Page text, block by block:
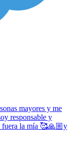
mayores y me
responsable y
fuera la mía 🥰🙏🏼y